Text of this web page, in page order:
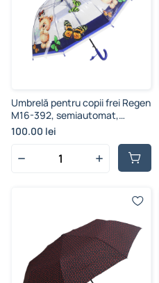
Umbrelă pentru copii frei Regen
M16-392, semiautomat,
poliester, albastru închis, 76 cm
100.00 lei